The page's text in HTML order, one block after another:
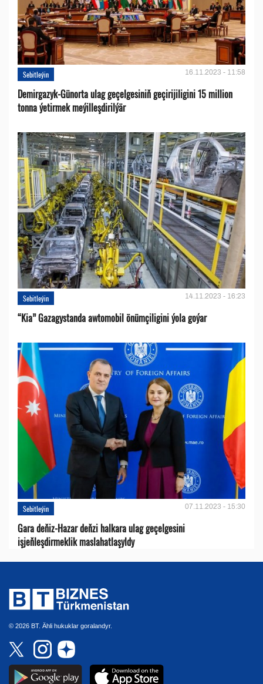
Sebitleýin 16.11.2023 - 11:58
Demirgazyk-Günorta ulag geçelgesiniň geçirijiligini 15 million
tonna ýetirmek meýilleşdirilýär
Sebitleýin 14.11.2023 - 16:23
“Kia” Gazagystanda awtomobil önümçiligini ýola goýar
Sebitleýin 07.11.2023 - 15:30
Gara deňiz-Hazar deňzi halkara ulag geçelgesini
işjeňleşdirmeklik maslahatlaşyldy
© 2026 BT. Ähli hukuklar goralandyr.